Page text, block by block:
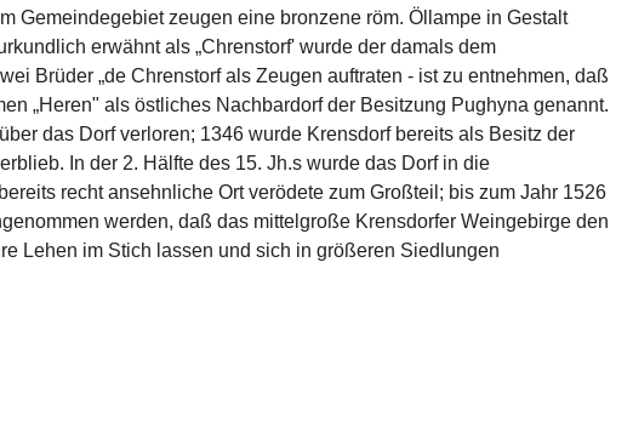
Gemeindegebiet zeugen eine bronzene röm. Öllampe in Gestalt
erwähnt als „Chrenstorf' wurde der damals dem
Brüder „de Chrenstorf als Zeugen auftraten - ist zu ent­nehmen, daß
„Heren" als östliches Nachbardorf der Besitzung Pughyna genannt.
das Dorf ver­loren; 1346 wurde Krensdorf bereits als Besitz der
In der 2. Hälfte des 15. Jh.s wurde das Dorf in die
recht ansehnliche Ort verödete zum Großteil; bis zum Jahr 1526
werden, daß das mittelgroße Krensdorfer Weingebirge den
Lehen im Stich lassen und sich in größeren Siedlungen